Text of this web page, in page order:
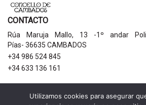
CONTACTO
Rúa Maruja Mallo, 13 -1º andar
Pías- 36635 CAMBADOS
+34 986 524 845
+34 633 136 161
AVISOS LEGAIS
Utilizamos cookies para asegurar